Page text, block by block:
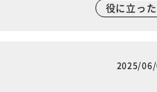
役に立った
2025/